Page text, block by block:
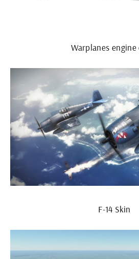
Warplanes engine
F-14 Skin